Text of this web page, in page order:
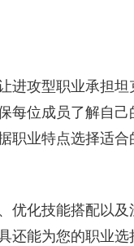
进攻型职业承担坦
每位成员了解自己
职业特点选择适合
优化技能搭配以
还能为您的职业